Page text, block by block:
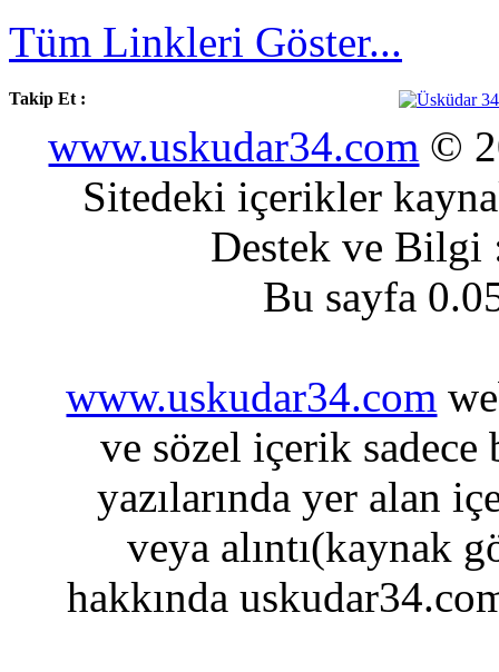
Tüm Linkleri Göster...
Takip Et :
www.uskudar34.com ©
Sitedeki içerikler
Destek ve
Bu sayfa
www.uskudar34.com
ve sözel içerik sadece
yazılarında yer alan
veya alıntı(kaynak
hakkında